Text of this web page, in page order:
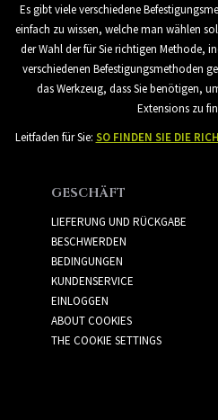
Es gibt viele verschiedene
einfach zu wissen, welche man wählen
der Wahl der für Sie richtigen Methode,
verschiedenen Befestigungsmethoden
das Werkzeug, dass Sie benötigen,
Extensions zu
Leitfaden für Sie: SO FINDEN SIE DIE
GESCHÄFT
LIEFERUNG UND RÜCKGABE
BESCHWERDEN
BEDINGUNGEN
KUNDENSERVICE
EINLOGGEN
ABOUT COOKIES
THE COOKIE SETTINGS